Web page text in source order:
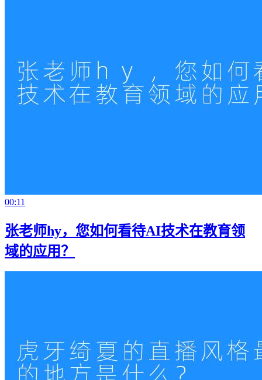
00:11
张老师hy，您如何看待AI技术在教育领
域的应用？